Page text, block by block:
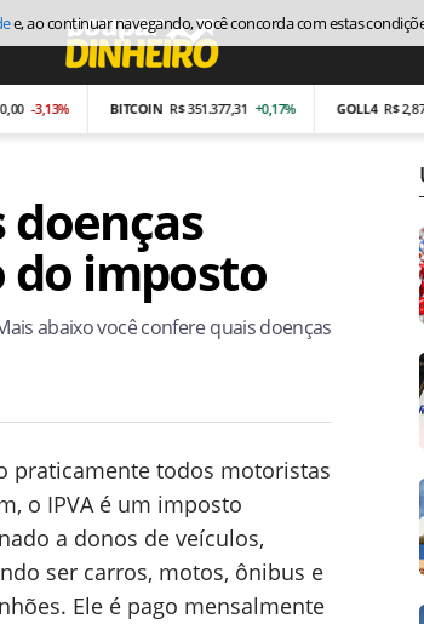
BITCOIN R$ 351.377,31 +0,17% GOLL4 R$ 2,87 -
doenças
do imposto
abaixo você confere quais doenças
praticamente todos motoristas
o IPVA é um imposto
a donos de veículos,
ser carros, motos, ônibus e
Ele é pago mensalmente
e, ao continuar navegando, você concorda com estas